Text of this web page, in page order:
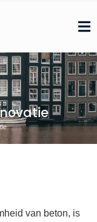
van beton, is